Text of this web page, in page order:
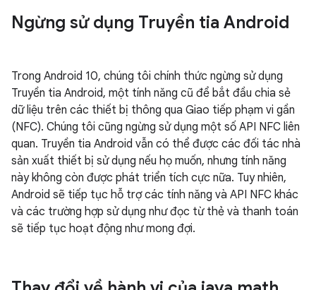
Ngừng sử dụng Truyền tia Android
Trong Android 10, chúng tôi chính thức ngừng sử dụng
Truyền tia Android, một tính năng cũ để bắt đầu chia sẻ
dữ liệu trên các thiết bị thông qua Giao tiếp phạm vi gần
(NFC). Chúng tôi cũng ngừng sử dụng một số API NFC liên
quan. Truyền tia Android vẫn có thể được các đối tác nhà
sản xuất thiết bị sử dụng nếu họ muốn, nhưng tính năng
này không còn được phát triển tích cực nữa. Tuy nhiên,
Android sẽ tiếp tục hỗ trợ các tính năng và API NFC khác
và các trường hợp sử dụng như đọc từ thẻ và thanh toán
sẽ tiếp tục hoạt động như mong đợi.